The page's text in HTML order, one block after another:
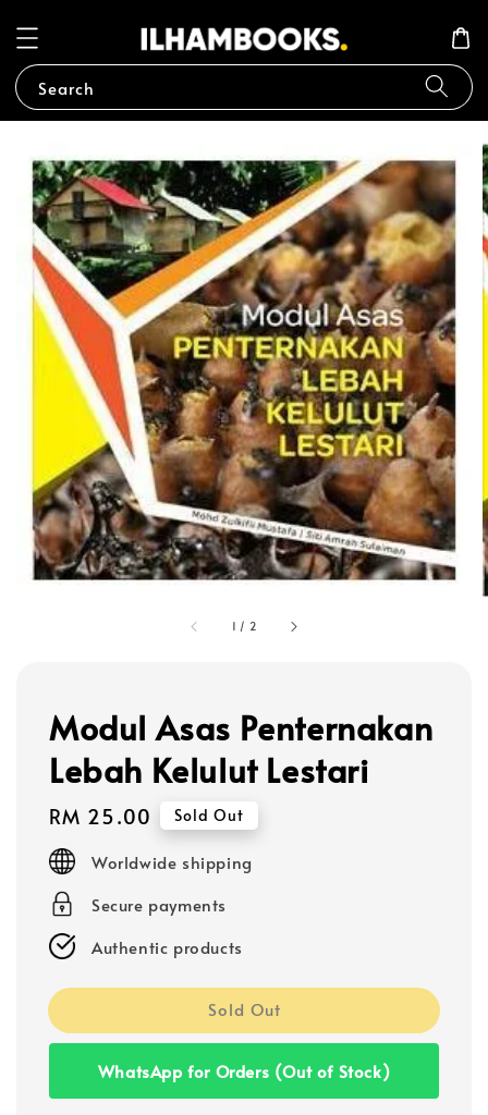
Search
1 / 2
Modul Asas Penternakan
Lebah Kelulut Lestari
Regular
price
RM 25.00 Sold Out
Worldwide shipping
Secure payments
Authentic products
Sold Out
WhatsApp for Orders (Out of Stock)